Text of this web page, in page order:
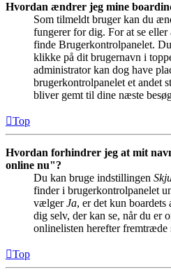
Hvordan ændrer jeg mine
Som tilmeldt bruger kan du
fungerer for dig. For at se
finde Brugerkontrolpanelet.
klikke på dit brugernavn i
administrator kan dog have
brugerkontrolpanelet et andet
bliver gemt til dine næste
Top
Hvordan forhindrer jeg at mit
online nu"?
Du kan bruge indstillingen
finder i brugerkontrolpanelet
vælgerJa, er det kun boardets
dig selv, der kan se, når du er
onlinelisten herefter
Top